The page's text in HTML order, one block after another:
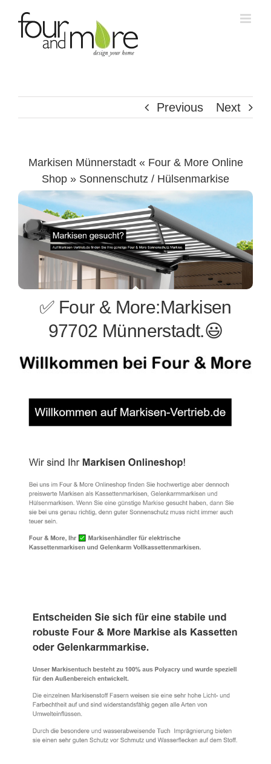
Previous Next
Markisen Münnerstadt « Four & More Online
Shop » Sonnenschutz / Hülsenmarkise
✅ Four & More:Markisen
97702 Münnerstadt.😃